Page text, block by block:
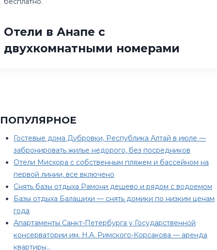
Отели в Анапе с
двухкомнатными номерами
ПОПУЛЯРНОЕ
Гостевые дома Дубровки, Республика Алтай в июле —
забронировать жилье недорого, без посредников
Отели Мисхора с собственным пляжем и бассейном на
первой линии, все включено
Снять базы отдыха Рамони дешево и рядом с водоемом
Базы отдыха Балашихи — снять домики по низким ценам
года
Апартаменты Санкт-Петербурга у Государственной
консерватории им. Н.А. Римского-Корсакова — аренда
квартиры…